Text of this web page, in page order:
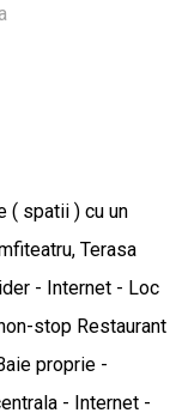
( spatii ) cu un
Terasa
- Internet - Loc
stop Restaurant
proprie -
- Internet -